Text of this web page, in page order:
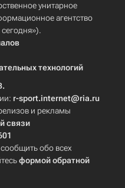
унитарное
агентство
технологий
r-sport.internet@ria.ru
и рекламы
связи
обо всех
формой обратной